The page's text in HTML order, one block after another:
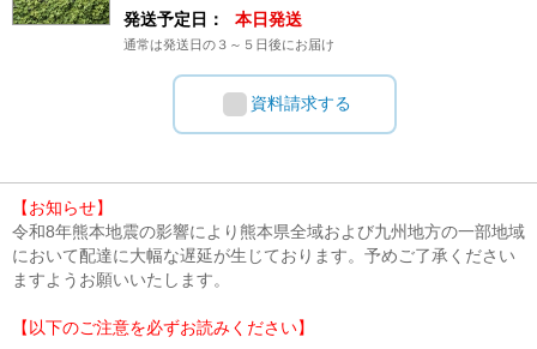
発送予定日：
本日発送
通常は発送日の３～５日後にお届け
資料請求する
【お知らせ】
令和8年熊本地震の影響により熊本県全域および九州地方の一部地域
において配達に大幅な遅延が生じております。予めご了承ください
ますようお願いいたします。
【以下のご注意を必ずお読みください】